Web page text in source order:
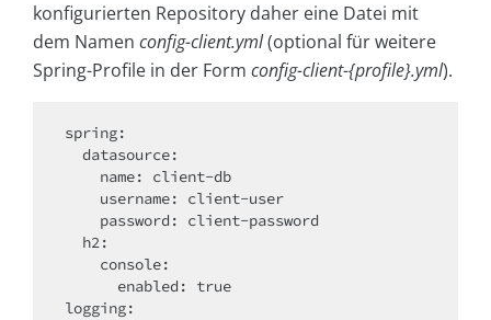
konfigurierten Repository daher eine Datei mit
dem Namen config-client.yml(optional für weitere
Spring-Profile in der Form config-client-{profile}.yml).
spring:
logging: